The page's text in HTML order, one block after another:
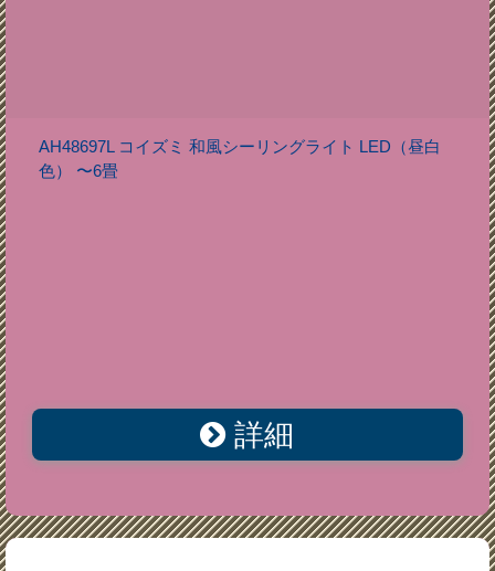
AH48697L コイズミ 和風シーリングライト LED（昼白
色） 〜6畳
詳細